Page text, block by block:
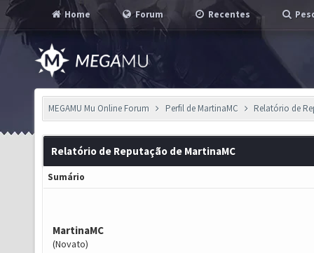
Home Forum Recentes
MEGAMU Mu Online Forum Perfil de MartinaMC Relatório de
Relatório de Reputação de MartinaMC
Sumário
MartinaMC
(Novato)